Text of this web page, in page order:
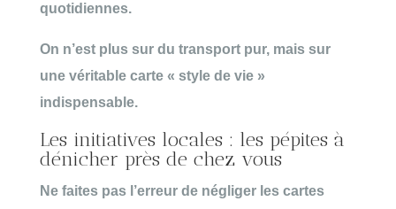
quotidiennes.
On n’est plus sur du transport pur, mais sur
une véritable carte « style de vie »
indispensable.
Les initiatives locales : les pépites à
dénicher près de chez vous
Ne faites pas l’erreur de négliger les cartes